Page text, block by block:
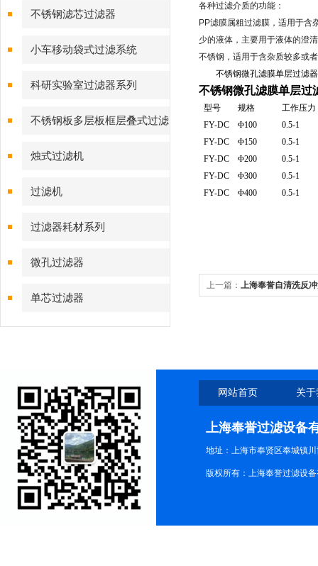
不锈钢滤芯过滤器
小车移动袋式过滤系统
科研实验室过滤器系列
不锈钢板多层板框层叠式过滤
器系列
烛式过滤机
过滤机
过滤器耗材系列
微孔过滤器
单芯过滤器
各种过滤介质的功能：
PP滤膜属粗过滤膜，适用于含
少的液体，主要用于液体的澄
不锈钢，适用于含杂质较多或
不锈钢微孔滤膜单层过滤器
不锈钢微孔滤膜单层过
型号 规格
工作压力
FY-DC
Φ100
0.5-1
FY-DC
Φ150
0.5-1
FY-DC
Φ200
0.5-1
FY-DC
Φ300
0.5-1
FY-DC
Φ400 0.5-1
上一篇： 上海奉誉自清洗反
网站首页 关
上海奉誉过滤设备
地址：上海市奉贤区奉城镇川
版权所有：上海奉誉过滤设